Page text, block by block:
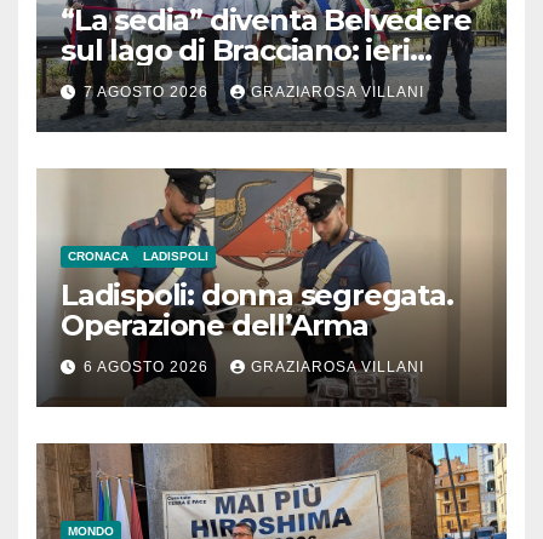
“La sedia” diventa Belvedere
sul lago di Bracciano: ieri
l’inaugurazione
7 AGOSTO 2026 GRAZIAROSA VILLANI
CRONACA LADISPOLI
Ladispoli: donna segregata.
Operazione dell’Arma
6 AGOSTO 2026 GRAZIAROSA VILLANI
MONDO